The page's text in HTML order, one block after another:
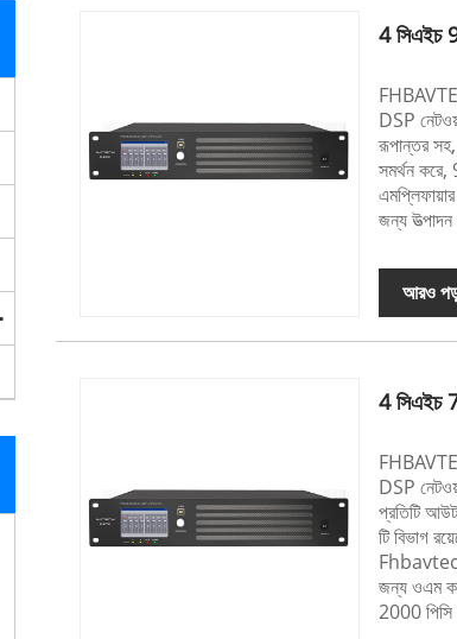
4 সিএইচ
DSP
রূপান্তর সহ,
সমর্থন
জন্য
আরও
4 সিএইচ
DSP
প্রতিটি
টি বিভাগ
Fhbavtec®
জন্য ওএম
2000 পিসি